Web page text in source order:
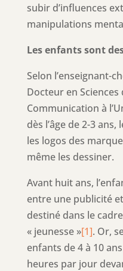
subir d’influences
manipulations
Les enfants sont
Selon l’enseignant-
Docteur en
Communication à
dès l’âge de 2-3
les logos des
même les dessiner.
Avant huit ans,
entre une publicité
destiné dans le
« jeunesse »[1]. Or,
enfants de 4 à 10
heures par jour